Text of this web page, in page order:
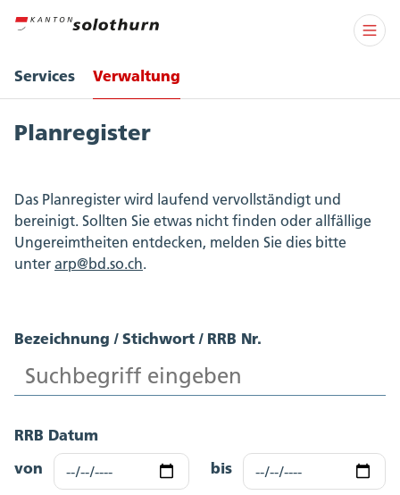
Services Verwaltung
Planregister
Das Planregister wird laufend vervollständigt und
bereinigt. Sollten Sie etwas nicht finden oder allfällige
Ungereimtheiten entdecken, melden Sie dies bitte
unter arp@bd.so.ch.
Bezeichnung / Stichwort / RRB Nr.
RRB Datum
von
bis